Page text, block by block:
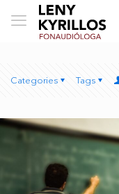
Categories Tags